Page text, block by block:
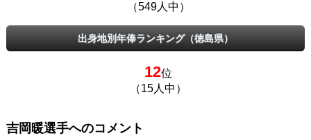
（549人中）
出身地別年俸ランキング（徳島県）
12位
（15人中）
吉岡暖選手へのコメント